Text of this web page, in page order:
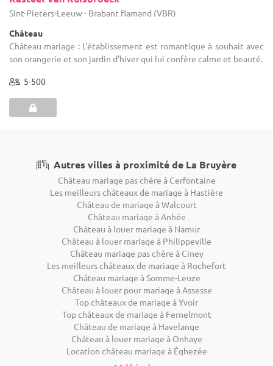
Sint-Pieters-Leeuw - Brabant flamand (VBR)
Château
Château mariage : L'établissement est romantique à souhait avec
son orangerie et son jardin d'hiver qui lui confère calme et beauté.
5-500
Autres villes à proximité de La Bruyère
Château mariage pas chère à Cerfontaine
Les meilleurs châteaux de mariage à Hastière
Château de mariage à Walcourt
Château mariage à Anhée
Château à louer mariage à Namur
Château à louer mariage à Philippeville
Château mariage pas chère à Ciney
Les meilleurs châteaux de mariage à Rochefort
Château mariage à Somme-Leuze
Château à louer pour mariage à Assesse
Top châteaux de mariage à Yvoir
Top châteaux de mariage à Fernelmont
Château de mariage à Havelange
Château à louer mariage à Onhaye
Location château mariage à Éghezée